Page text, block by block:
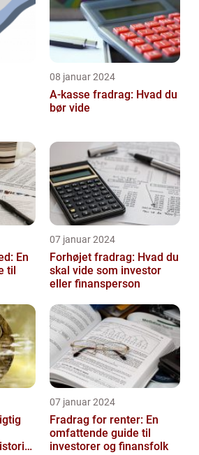
08 januar 2024
A-kasse fradrag: Hvad du
bør vide
En
til
07 januar 2024
Forhøjet fradrag: Hvad du
skal vide som investor
eller finansperson
07 januar 2024
Fradrag for renter: En
omfattende guide til
investorer og finansfolk